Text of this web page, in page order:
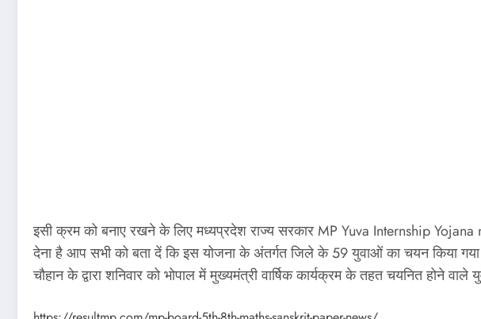
इसी क्रम को बनाए रखने के लिए मध्यप्रदेश राज्य सरकार MP Yuva Internship
देना है आप सभी को बता दें कि इस योजना के अंतर्गत जिले के 59 युवाओं का चयन किया
चौहान के द्वारा शनिवार को भोपाल में मुख्यमंत्री वार्षिक कार्यक्रम के तहत चयनित